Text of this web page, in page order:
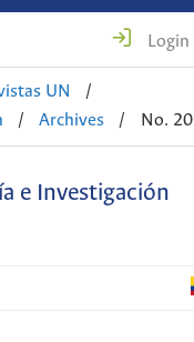
Login
UN
/
/ Archives / No.
e Investigación